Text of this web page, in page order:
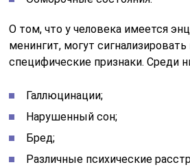
О том, что у человека имеется
менингит, могут сигнализировать
специфические признаки. Среди
Галлюцинации;
Нарушенный сон;
Бред;
Различные психические